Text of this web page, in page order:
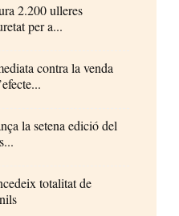
2.200 ulleres
per a...
contra la venda
la setena edició del
totalitat de